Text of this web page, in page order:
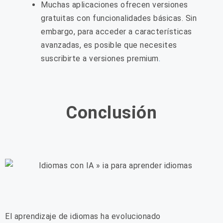
Muchas aplicaciones ofrecen versiones
gratuitas con funcionalidades básicas. Sin
embargo, para acceder a características
avanzadas, es posible que necesites
suscribirte a versiones premium.
Conclusión
El aprendizaje de idiomas ha evolucionado